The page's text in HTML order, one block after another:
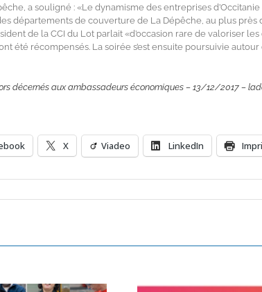
a souligné : «Le dynamisme des entreprises d’Occitanie
départements de couverture de La Dépêche, au plus près
de la CCI du Lot parlait «d’occasion rare de valoriser les
été récompensés. La soirée s’est ensuite poursuivie autour
décernés aux ambassadeurs économiques – 13/12/2017 –
X Viadeo LinkedIn